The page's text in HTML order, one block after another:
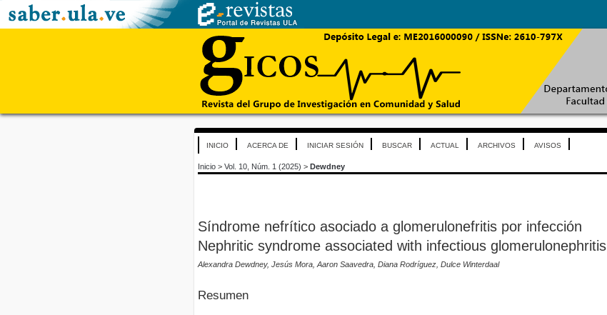
INICIO ACERCA DE INICIAR SESIÓN BUSCAR ACTUAL ARCHIVOS AVISOS
Inicio > Vol. 10, Núm. 1 (2025) > Dewdney
Síndrome nefrítico asociado a glomerulonefritis por infección
Nephritic syndrome associated with infectious glomerulonephritis
Alexandra Dewdney, Jesús Mora, Aaron Saavedra, Diana Rodríguez, Dulce Winterdaal
Resumen